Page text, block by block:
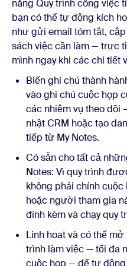
năng Quy trình công việc
bạn có thể tự động kích
như gửi email tóm tắt,
sách việc cần làm — trực
mình ngay khi các chi tiết
Biến ghi chú thành
vào ghi chú cuộc họp
các nhiệm vụ theo dõi
nhật CRM hoặc tạo
tiếp từ My Notes.
Có sẵn cho tất cả
Notes: Vì quy trình
không phải chính
hoặc người tham gia
đính kèm và chạy quy
Linh hoạt và có thể
trình làm việc — tối đa
cuộc họp — để tự